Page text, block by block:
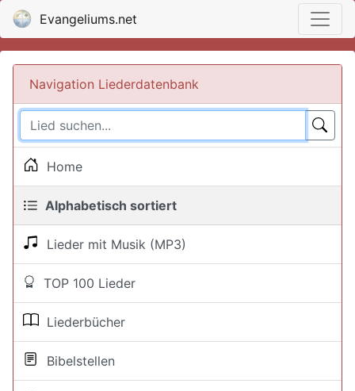
Evangeliums.net
Navigation Liederdatenbank
Home
Alphabetisch sortiert
Lieder mit Musik (MP3)
TOP 100 Lieder
Liederbücher
Bibelstellen